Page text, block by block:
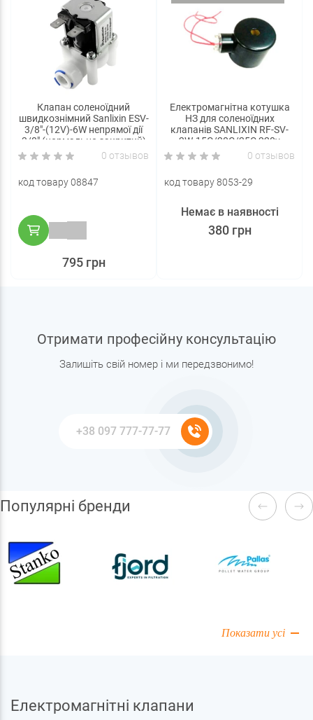
Клапан соленоїдний
швидкознімний Sanlixin ESV-
3/8"-(12V)-6W непрямої дії
3/8" (нормально закритий)
0 отзывов
код товару 08847
795 грн
Електромагнітна котушка
НЗ для соленоїдних
клапанів SANLIXIN RF-SV-
2W-15C/20С/25С 220v
0 отзывов
код товару 8053-29
380 грн
Немає в наявності
Отримати професійну консультацію
Залишіть свій номер і ми передзвонимо!
Популярні бренди
Показати усі
Електромагнітні клапани